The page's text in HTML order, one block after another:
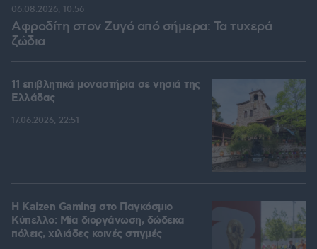
Αφροδίτη στον Ζυγό από σήμερα: Τα τυχερά
ζώδια
06.08.2026, 10:56
11 επιβλητικά μοναστήρια σε νησιά της
Ελλάδας
17.06.2026, 22:51
H Kaizen Gaming στο Παγκόσμιο
Kύπελλο: Μία διοργάνωση, δώδεκα
πόλεις, χιλιάδες κοινές στιγμές